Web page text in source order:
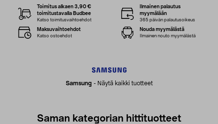
Samsung - Näytä kaikki tuotteet
Toimitus alkaen 3,90 €
toimitustavalla Budbee
Katso toimitusvaihtoehdot
Ilmainen palautus
myymälään
365 päivän palautusoikeus
Maksuvaihtoehdot
Katso ostoehdot
Nouda myymälästä
Ilmainen nouto myymälästä
Saman kategorian hittituotteet